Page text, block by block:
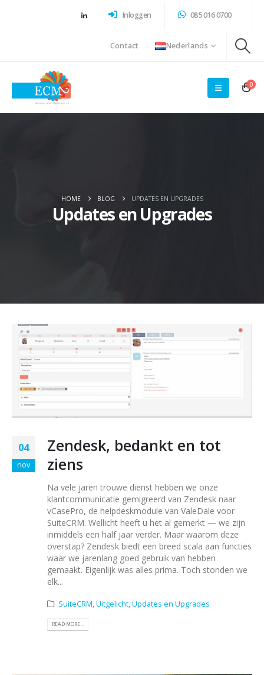
Inloggen 085 016 0700
Contact Nederlands
0
HOME BLOG UPDATES EN UPGRADES
Updates en Upgrades
04
nov
Zendesk, bedankt en tot
ziens
Na vele jaren trouwe dienst hebben we onze
klantcommunicatie gemigreerd van Zendesk naar
vCasePro, de helpdeskmodule van ValeDale voor
SuiteCRM. Wellicht heeft u het al gemerkt — we zijn
inmiddels een half jaar verder. Maar waarom deze
overstap? Zendesk biedt een breed scala aan functies
waar we jarenlang goed gebruik van hebben
gemaakt. Eigenlijk was alles prima. Toch stonden we
elk...
SuiteCRM,Uitgelicht,Updates en Upgrades
READ MORE...